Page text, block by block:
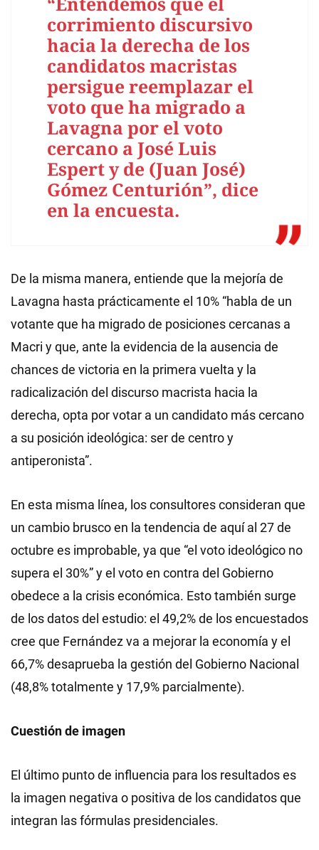
corrimiento discursivo
hacia la derecha de los
candidatos macristas
persigue reemplazar el
voto que ha migrado a
Lavagna por el voto
cercano a José Luis
Espert y de (Juan José)
Gómez Centurión”, dice
en la encuesta.
De la misma manera, entiende que la mejoría de
Lavagna hasta prácticamente el 10% “habla de un
votante que ha migrado de posiciones cercanas a
Macri y que, ante la evidencia de la ausencia de
chances de victoria en la primera vuelta y la
radicalización del discurso macrista hacia la
derecha, opta por votar a un candidato más cercano
a su posición ideológica: ser de centro y
antiperonista”.
En esta misma línea, los consultores consideran que
un cambio brusco en la tendencia de aquí al 27 de
octubre es improbable, ya que “el voto ideológico no
supera el 30%” y el voto en contra del Gobierno
obedece a la crisis económica. Esto también surge
de los datos del estudio: el 49,2% de los encuestados
cree que Fernández va a mejorar la economía y el
66,7% desaprueba la gestión del Gobierno Nacional
(48,8% totalmente y 17,9% parcialmente).
Cuestión de imagen
El último punto de influencia para los resultados es
la imagen negativa o positiva de los candidatos que
integran las fórmulas presidenciales.